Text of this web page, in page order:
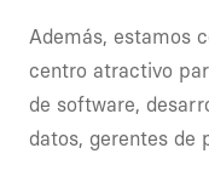
Además, estamos
centro atractivo
de software,
datos, gerentes de